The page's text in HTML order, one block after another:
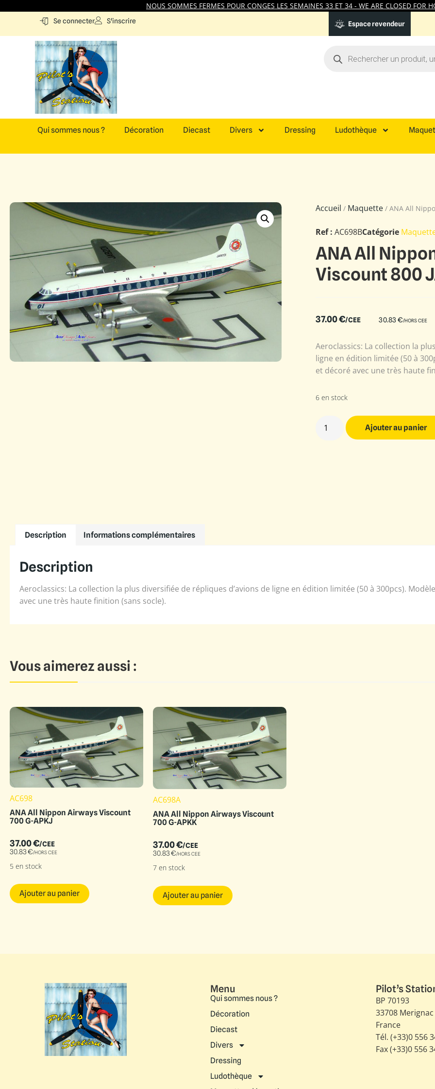
NOUS SOMMES FERMES POUR CONGES LES SEMAINES 33 ET 34 - WE ARE CLOSED FOR
Se connecter S'inscrire Espace revendeur
Qui sommes nous ? Décoration Diecast Divers Dressing Ludothèque
Accueil / Maquette / ANA All
Ref : AC698BCatégorie
ANA All
Viscount 800
37.00€/CEE 30.83€/HORS CEE
Aeroclassics: La collection la
ligne en édition limitée (50 à
et décoré avec une très haute
6 en stock
Ajouter au panier
Description Informations complémentaires
Description
Aeroclassics: La collection la plus diversifiée de répliques d’avions de ligne en édition limitée (50 à 300pcs).
avec une très haute finition (sans socle).
Vous aimerez aussi :
AC698
ANA All Nippon Airways Viscount
700 G-APKJ
37.00€/CEE
30.83€/HORS CEE
5 en stock
Ajouter au panier
AC698A
ANA All Nippon Airways Viscount
700 G-APKK
37.00€/CEE
30.83€/HORS CEE
7 en stock
Ajouter au panier
Menu
Qui sommes nous ?
Décoration
Diecast
Divers
Dressing
Ludothèque
Pilot’s
BP 70193
33708
France
Tél. (+33)0 556
Fax (+33)0 556